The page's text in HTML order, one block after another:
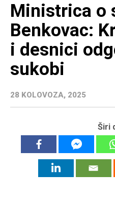
Ministrica o
Benkovac:
i desnici
sukobi
28 KOLOVOZA, 2025
Širi